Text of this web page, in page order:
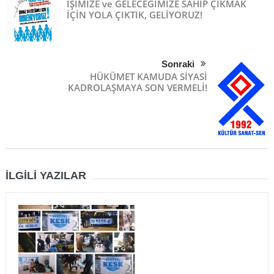
İŞİMİZE ve GELECEĞİMİZE SAHİP ÇIKMAK
İÇİN ­­­YOLA ÇIKTIK, GELİYORUZ!
Sonraki
HÜKÜMET KAMUDA SİYASİ
KADROLAŞMAYA SON VERMELİ!
İLGILI YAZILAR